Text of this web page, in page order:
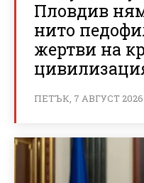
Пловдив
нито
жертви на
ПЕТЪК, 7 АВГУСТ 2026